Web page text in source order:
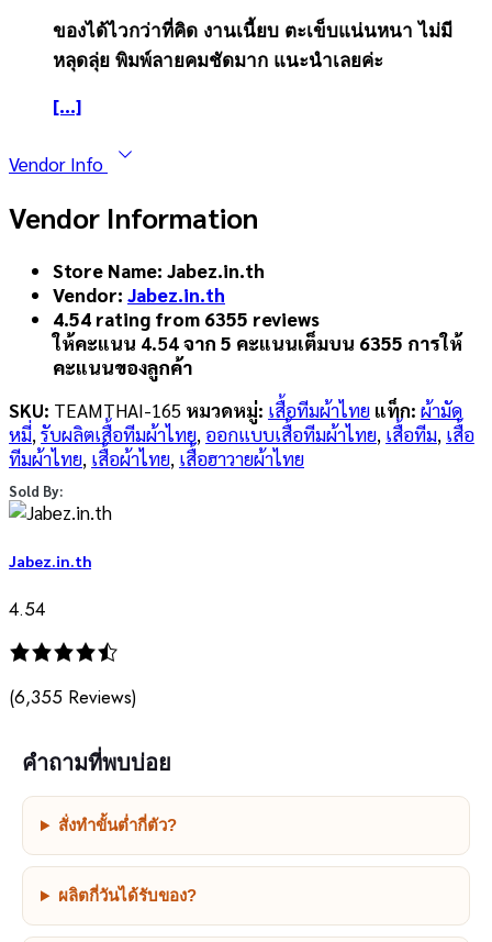
ของได้ไวกว่าที่คิด งานเนี้ยบ ตะเข็บแน่นหนา ไม่มี
หลุดลุ่ย พิมพ์ลายคมชัดมาก แนะนำเลยค่ะ
[...]
Vendor Info
Vendor Information
Store Name: Jabez.in.th
Vendor: Jabez.in.th
4.54 rating from 6355 reviews
ให้คะแนน 4.54จาก 5 คะแนนเต็มบน 6355 การให้
คะแนนของลูกค้า
SKU: TEAMTHAI-165 หมวดหมู่: เสื้อทีมผ้าไทย แท็ก: ผ้ามัด
หมี่, รับผลิตเสื้อทีมผ้าไทย, ออกแบบเสื้อทีมผ้าไทย, เสื้อทีม, เสื้อ
ทีมผ้าไทย, เสื้อผ้าไทย, เสื้อฮาวายผ้าไทย
Sold By:
Jabez.in.th
4.54
(6,355 Reviews)
คำถามที่พบบ่อย
สั่งทำขั้นต่ำกี่ตัว?
ผลิตกี่วันได้รับของ?